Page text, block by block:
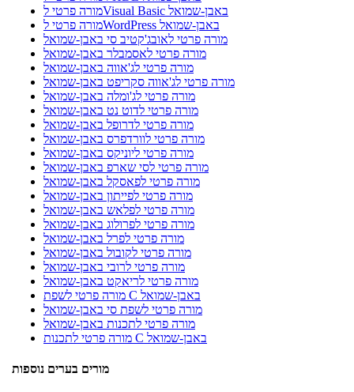
מורה פרטי לVisual Basic באבן-שמואל
מורה פרטי לWordPress באבן-שמואל
מורה פרטי לאובג'קטיב סי באבן-שמואל
מורה פרטי לאסמבלר באבן-שמואל
מורה פרטי לג'אווה באבן-שמואל
מורה פרטי לג'אווה סקריפט באבן-שמואל
מורה פרטי לג'ומלה באבן-שמואל
מורה פרטי לדוט נט באבן-שמואל
מורה פרטי לדרופל באבן-שמואל
מורה פרטי לוורדפרס באבן-שמואל
מורה פרטי ליוניקס באבן-שמואל
מורה פרטי לסי שארפ באבן-שמואל
מורה פרטי לפאסקל באבן-שמואל
מורה פרטי לפייתון באבן-שמואל
מורה פרטי לפלאש באבן-שמואל
מורה פרטי לפרולוג באבן-שמואל
מורה פרטי לפרל באבן-שמואל
מורה פרטי לקובול באבן-שמואל
מורה פרטי לרובי באבן-שמואל
מורה פרטי לריאקט באבן-שמואל
מורה פרטי לשפת C באבן-שמואל
מורה פרטי לשפת סי באבן-שמואל
מורה פרטי לתכנות באבן-שמואל
מורה פרטי לתכנות C באבן-שמואל
מורים בערים נוספות